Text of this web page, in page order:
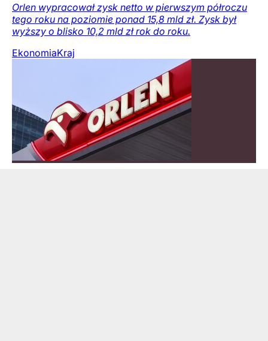
Orlen wypracował zysk netto w pierwszym półroczu
tego roku na poziomie ponad 15,8 mld zł. Zysk był
wyższy o blisko 10,2 mld zł rok do roku.
EkonomiaKraj